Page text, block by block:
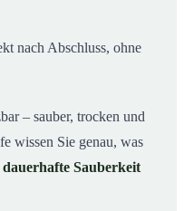
nach Abschluss, ohne
– sauber, trocken und
wissen Sie genau, was
dauerhafte Sauberkeit